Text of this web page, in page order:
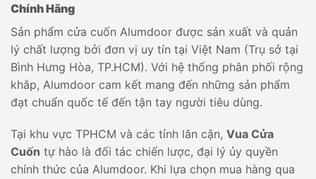
Chính Hãng
Sản phẩm cửa cuốn Alumdoor được sản xuất và quản
lý chất lượng bởi đơn vị uy tín tại Việt Nam (Trụ sở tại
Bình Hưng Hòa, TP.HCM). Với hệ thống phân phối rộng
khắp, Alumdoor cam kết mang đến những sản phẩm
đạt chuẩn quốc tế đến tận tay người tiêu dùng.
Tại khu vực TPHCM và các tỉnh lân cận, Vua Cửa
Cuốn tự hào là đối tác chiến lược, đại lý ủy quyền
chính thức của Alumdoor. Khi lựa chọn mua hàng qua